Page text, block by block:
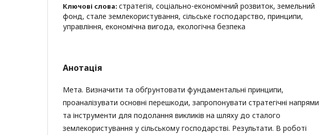
Ключові слова: стратегія, соціально-економічний розвиток, земельний
фонд, стале землекористування, сільське господарство, принципи,
управління, економічна вигода, екологічна безпека
Анотація
Мета. Визначити та обґрунтовати фундаментальні принципи,
проаналізувати основні перешкоди, запропонувати стратегічні напрями
та інструменти для подолання викликів на шляху до сталого
землекористування у сільському господарстві. Результати. В роботі